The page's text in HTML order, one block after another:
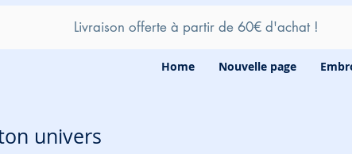
Livraison offerte à partir de 60€ d'achat !
Home Nouvelle page
univers